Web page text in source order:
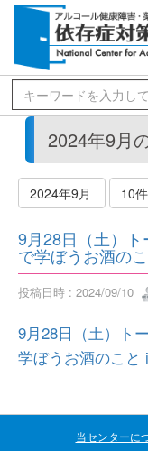
2024年9月
2024年9月 10件
9月28日（土）
で学ぼうお酒の
投稿日時 : 2024/09/10
9月28日（土）ト
学ぼうお酒のこと
当センターに